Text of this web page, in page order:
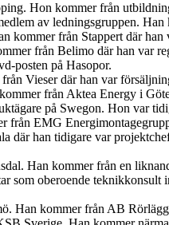
Hon kommer från
av ledningsgruppen.
kommer från Stappert där
från Belimo där han var
posten på Hasopor.
Vieser där han var
från Aktea Energy i
på Swegon. Hon var
EMG
där han tidigare var
Han kommer från en
som oberoende
Han kommer från AB